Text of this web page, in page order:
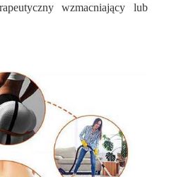
wzmacniający lub